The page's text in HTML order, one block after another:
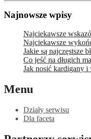
Najnowsze wpisy
Najciekawsze
Najciekawsze
Jakie są najczęstsze
Co jeść na długich
Jak nosić kardigany i
Menu
Działy serwisu
Dla faceta